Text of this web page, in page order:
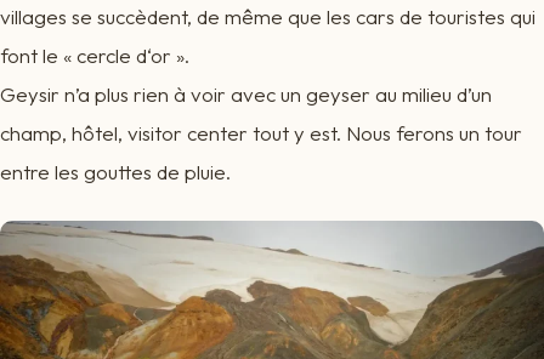
villages se succèdent, de même que les cars de touristes qui
font le « cercle d‘or ».
Geysir n’a plus rien à voir avec un geyser au milieu d’un
champ, hôtel, visitor center tout y est. Nous ferons un tour
entre les gouttes de pluie.